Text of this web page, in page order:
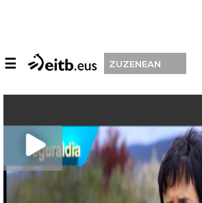
☰ ZUZENEAN